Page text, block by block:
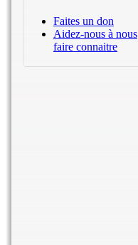
Faites un don
Aidez-nous à nous
faire connaitre